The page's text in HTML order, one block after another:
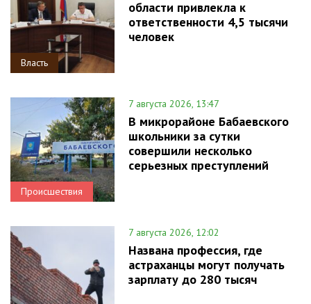
Власть
области привлекла к
ответственности 4,5 тысячи
человек
Происшествия
7 августа 2026, 13:47
В микрорайоне Бабаевского
школьники за сутки
совершили несколько
серьезных преступлений
7 августа 2026, 12:02
Названа профессия, где
астраханцы могут получать
зарплату до 280 тысяч